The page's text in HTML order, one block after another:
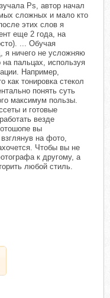
Ps, автор начал
сложных и мало кто
этих слов я
еще 2 года, на
... Обучая
я ничего не усложняю
пальцах, используя
Например,
как тонировка стекол
понять суть
максимум пользы.
и готовые
везде
вы
на фото,
Чтобы вы не
к другому, а
любой стиль.